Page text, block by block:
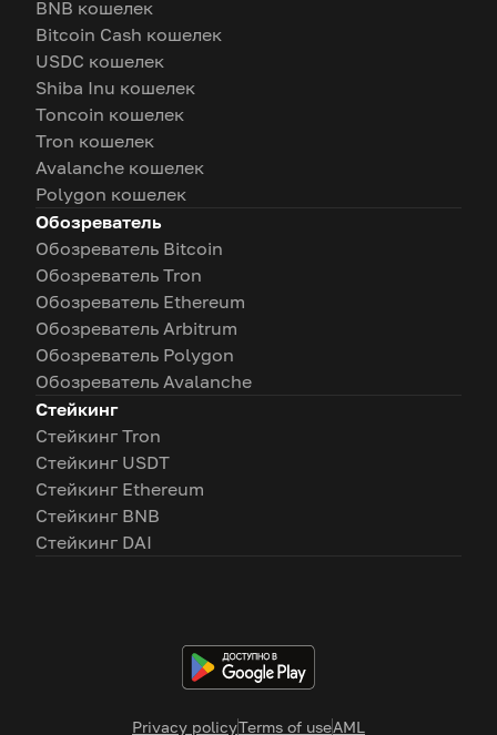
Privacy policyTerms of useAML
BNB кошелек
Bitcoin Cash кошелек
USDC кошелек
Shiba Inu кошелек
Toncoin кошелек
Tron кошелек
Avalanche кошелек
Polygon кошелек
Обозреватель
Обозреватель Bitcoin
Обозреватель Tron
Обозреватель Ethereum
Обозреватель Arbitrum
Обозреватель Polygon
Обозреватель Avalanche
Стейкинг
Стейкинг Tron
Стейкинг USDT
Стейкинг Ethereum
Стейкинг BNB
Стейкинг DAI